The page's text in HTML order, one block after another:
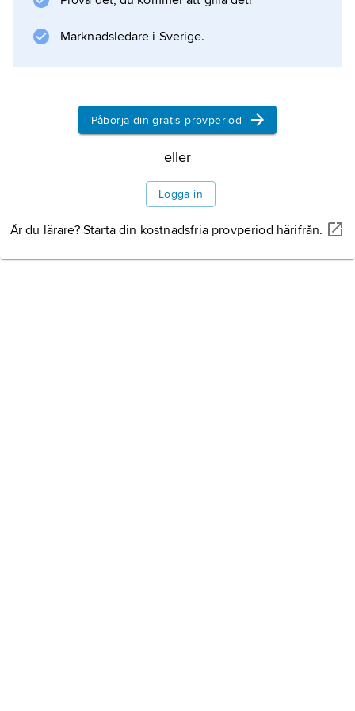
katekismustavlan ingen bildframställning, men
i mittfältet har texten ofta ersatts av en målad
Information om artikeln
Marknadsledare i Sverige.
Påbörja din gratis provperiod
eller
Logga in
Är du lärare? Starta din kostnadsfria provperiod härifrån.